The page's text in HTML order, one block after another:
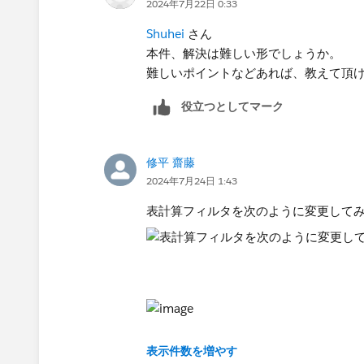
2024年7月22日 0:33
Shuhei さん
本件、解決は難しい形でしょうか。
難しいポイントなどあれば、教えて頂
役立つとしてマーク
修平 齋藤
2024年7月24日 1:43
表計算フィルタを次のように変更して
表示件数を増やす